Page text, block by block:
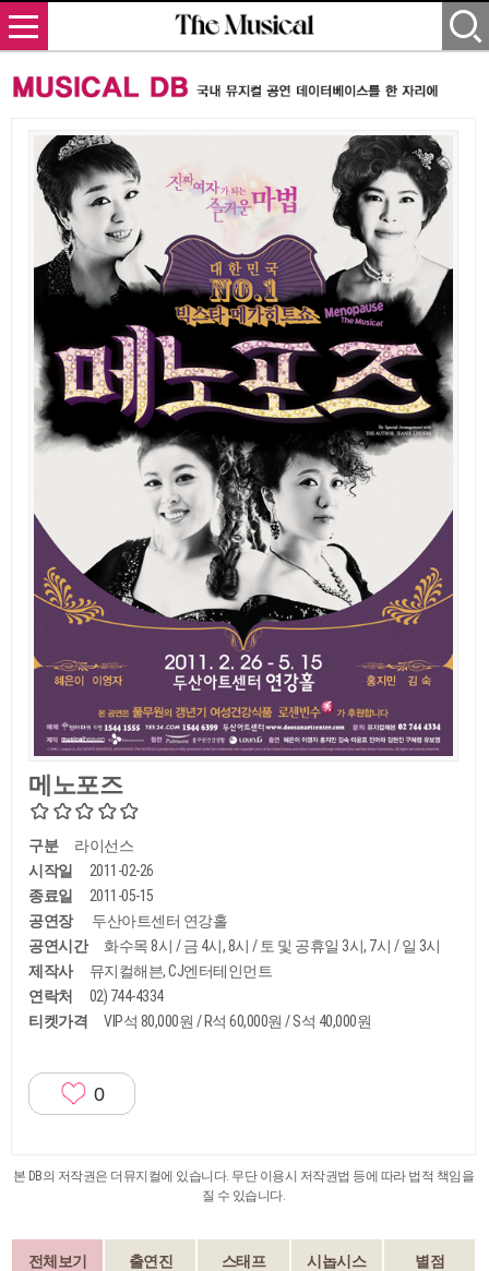
메노포즈
구분
라이선스
시작일
2011-02-26
종료일
2011-05-15
공연장
두산아트센터 연강홀
공연시간
화수목 8시 / 금 4시, 8시 / 토 및 공휴일 3시, 7시 / 일 3시
제작사
뮤지컬해븐, CJ엔터테인먼트
연락처
02) 744-4334
티켓가격
VIP석 80,000원 / R석 60,000원 / S석 40,000원
0
본 DB의 저작권은 더뮤지컬에 있습니다. 무단 이용시 저작권법 등에 따라 법적 책임을
질 수 있습니다.
전체보기 출연진 스태프 시놉시스 별점